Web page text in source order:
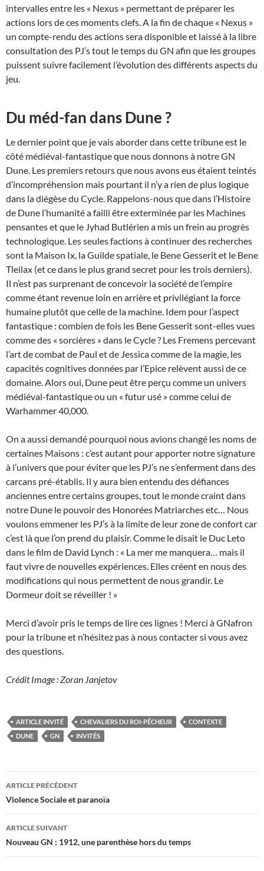
intervalles entre les « Nexus » permettant de préparer les
actions lors de ces moments clefs. A la fin de chaque « Nexus »
un compte-rendu des actions sera disponible et laissé à la libre
consultation des PJ’s tout le temps du GN afin que les groupes
puissent suivre facilement l’évolution des différents aspects du
jeu.
Du méd-fan dans Dune ?
Le dernier point que je vais aborder dans cette tribune est le
côté médiéval-fantastique que nous donnons à notre GN
Dune. Les premiers retours que nous avons eus étaient teintés
d’incompréhension mais pourtant il n’y a rien de plus logique
dans la diégèse du Cycle. Rappelons-nous que dans l’Histoire
de Dune l’humanité a failli être exterminée par les Machines
pensantes et que le Jyhad Butlérien a mis un frein au progrès
technologique. Les seules factions à continuer des recherches
sont la Maison Ix, la Guilde spatiale, le Bene Gesserit et le Bene
Tleilax (et ce dans le plus grand secret pour les trois derniers).
Il n’est pas surprenant de concevoir la société de l’empire
comme étant revenue loin en arrière et privilégiant la force
humaine plutôt que celle de la machine. Idem pour l’aspect
fantastique : combien de fois les Bene Gesserit sont-elles vues
comme des « sorcières » dans le Cycle ? Les Fremens percevant
l’art de combat de Paul et de Jessica comme de la magie, les
capacités cognitives données par l’Epice relèvent aussi de ce
domaine. Alors oui, Dune peut être perçu comme un univers
médiéval-fantastique ou un « futur usé » comme celui de
Warhammer 40,000.
On a aussi demandé pourquoi nous avions changé les noms de
certaines Maisons : c’est autant pour apporter notre signature
à l’univers que pour éviter que les PJ’s ne s’enferment dans des
carcans pré-établis. Il y aura bien entendu des défiances
anciennes entre certains groupes, tout le monde craint dans
notre Dune le pouvoir des Honorées Matriarches etc… Nous
voulons emmener les PJ’s à la limite de leur zone de confort car
c’est là que l’on prend du plaisir. Comme le disait le Duc Leto
dans le film de David Lynch : « La mer me manquera… mais il
faut vivre de nouvelles expériences. Elles créent en nous des
modifications qui nous permettent de nous grandir. Le
Dormeur doit se réveiller ! »
Merci d’avoir pris le temps de lire ces lignes ! Merci à GNafron
pour la tribune et n’hésitez pas à nous contacter si vous avez
des questions.
Crédit Image : Zoran Janjetov
ARTICLE INVITÉ CHEVALIERS DU ROI-PÊCHEUR
CONTEXTE
DUNE
GN INVITÉS
Navigation
des
articles
ARTICLE PRÉCÉDENT
Violence Sociale et paranoïa
ARTICLE SUIVANT
Nouveau GN : 1912, une parenthèse hors du temps